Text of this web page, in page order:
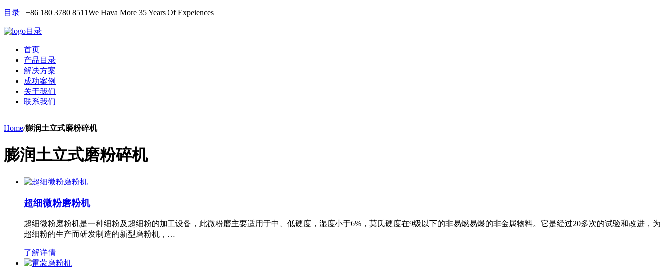
目录 +86 180 3780 8511We Hava More 35 Years Of Expeiences
目录
首页
产品目录
解决方案
成功案例
关于我们
联系我们
Home/膨润土立式磨粉碎机
膨润土立式磨粉碎机
超细微粉磨粉机
超细微粉磨粉机是一种细粉及超细粉的加工设备，此微粉磨主要适用于中、低硬度，湿度小于6%，莫氏硬度在9级以下的非易燃易爆的非金属物料。它是经过20多次的试验和改进，为
超细粉的生产而研发制造的新型磨粉机，…
了解详情